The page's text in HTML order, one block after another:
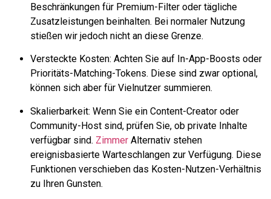
Beschränkungen für Premium-Filter oder tägliche
Zusatzleistungen beinhalten. Bei normaler Nutzung
stießen wir jedoch nicht an diese Grenze.
Versteckte Kosten: Achten Sie auf In-App-Boosts oder
Prioritäts-Matching-Tokens. Diese sind zwar optional,
können sich aber für Vielnutzer summieren.
Skalierbarkeit: Wenn Sie ein Content-Creator oder
Community-Host sind, prüfen Sie, ob private Inhalte
verfügbar sind. Zimmer Alternativ stehen
ereignisbasierte Warteschlangen zur Verfügung. Diese
Funktionen verschieben das Kosten-Nutzen-Verhältnis
zu Ihren Gunsten.